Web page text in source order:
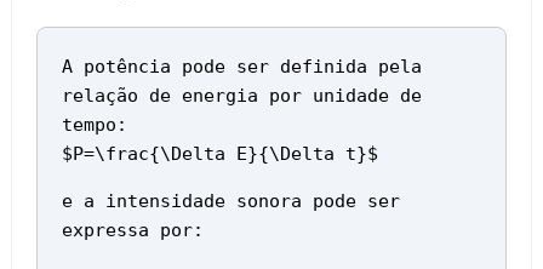
A potência pode ser definida pela
relação de energia por unidade de
tempo:
$P=\frac{\Delta E}{\Delta t}$
e a intensidade sonora pode ser
expressa por: